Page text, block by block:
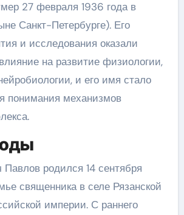
27 февраля 1936 года в
Санкт-Петербурге). Его
и исследования оказали
на развитие физиологии,
и его имя стало
понимания механизмов
родился 14 сентября
священника в селе Рязанской
империи. С раннего